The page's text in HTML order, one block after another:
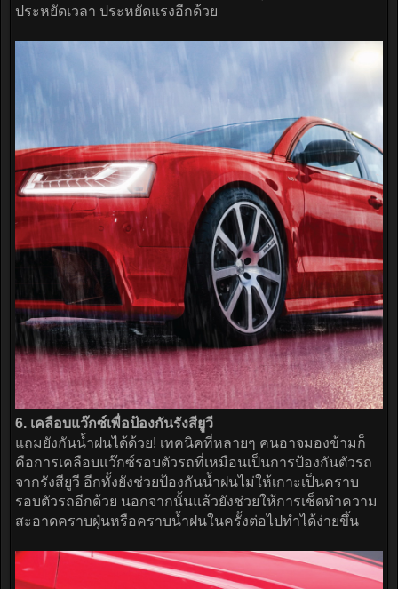
ประหยัดเวลา ประหยัดแรงอีกด้วย
6. เคลือบแว๊กซ์เพื่อป้องกันรังสียูวี
แถมยังกันน้ำฝนได้ด้วย! เทคนิคที่หลายๆ คนอาจมองข้ามก็
คือการเคลือบแว๊กซ์รอบตัวรถที่เหมือนเป็นการป้องกันตัวรถ
จากรังสียูวี อีกทั้งยังช่วยป้องกันน้ำฝนไม่ให้เกาะเป็นคราบ
รอบตัวรถอีกด้วย นอกจากนั้นแล้วยังช่วยให้การเช็ดทำความ
สะอาดคราบฝุ่นหรือคราบน้ำฝนในครั้งต่อไปทำได้ง่ายขึ้น